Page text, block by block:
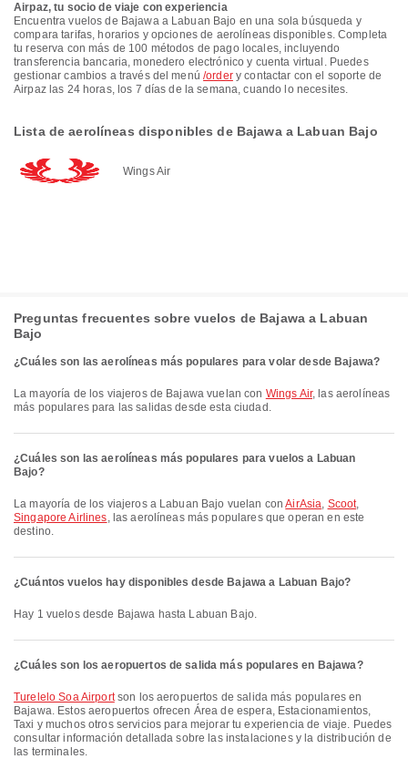
Airpaz, tu socio de viaje con experiencia
Encuentra vuelos de Bajawa a Labuan Bajo en una sola búsqueda y
compara tarifas, horarios y opciones de aerolíneas disponibles. Completa
tu reserva con más de 100 métodos de pago locales, incluyendo
transferencia bancaria, monedero electrónico y cuenta virtual. Puedes
gestionar cambios a través del menú/ordery contactar con el soporte de
Airpaz las 24 horas, los 7 días de la semana, cuando lo necesites.
Lista de aerolíneas disponibles de Bajawa a Labuan Bajo
Wings Air
Preguntas frecuentes sobre vuelos de Bajawa a Labuan
Bajo
¿Cuáles son las aerolíneas más populares para volar desde Bajawa?
La mayoría de los viajeros de Bajawa vuelan con Wings Air, las aerolíneas
más populares para las salidas desde esta ciudad.
¿Cuáles son las aerolíneas más populares para vuelos a Labuan
Bajo?
La mayoría de los viajeros a Labuan Bajo vuelan conAirAsia, Scoot,
Singapore Airlines, las aerolíneas más populares que operan en este
destino.
¿Cuántos vuelos hay disponibles desde Bajawa a Labuan Bajo?
Hay 1 vuelos desde Bajawa hasta Labuan Bajo.
¿Cuáles son los aeropuertos de salida más populares en Bajawa?
Turelelo Soa Airportson los aeropuertos de salida más populares en
Bajawa. Estos aeropuertos ofrecen Área de espera, Estacionamientos,
Taxi y muchos otros servicios para mejorar tu experiencia de viaje. Puedes
consultar información detallada sobre las instalaciones y la distribución de
las terminales.